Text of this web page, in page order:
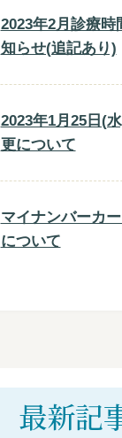
2023年2月診療時
知らせ(追記あり)
2023年1月25日(
更について
マイナンバーカ
について
最新記